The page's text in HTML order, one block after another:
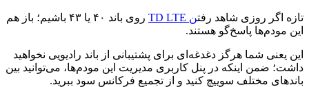
تازه اگر روزی شاهد رفتن TD LTE
روی باند ۴۰ یا ۴۳ باشیم؛ باز هم
این مودم‌ها پاسخ‌گو هستند.
این یعنی شما هرگز دغدغه‌ای برای پشتیبانی از باند رادیویی نخواهید
داشت؛ ضمن اینکه در پنل کاربری مدیریت این مودم‌ها، می‌توانید بین
باندهای مختلف سوییچ کنید و از تجمیع فرکانس سود ببرید.